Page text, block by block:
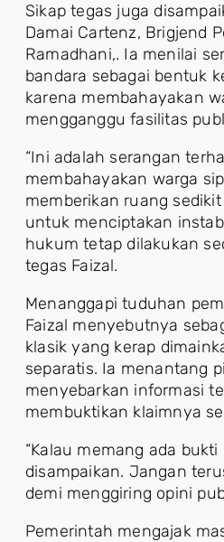
Sikap tegas juga
Damai Cartenz, Brigjend
Ramadhani,. Ia menilai
bandara sebagai bentuk
karena membahayakan
mengganggu fasilitas
“Ini adalah serangan
membahayakan warga
memberikan ruang
untuk menciptakan
hukum tetap dilakukan
tegas Faizal.
Menanggapi tuduhan
Faizal menyebutnya
klasik yang kerap
separatis. Ia menantang
menyebarkan informasi
membuktikan klaimnya
“Kalau memang ada
disampaikan. Jangan
demi menggiring opini
Pemerintah mengajak